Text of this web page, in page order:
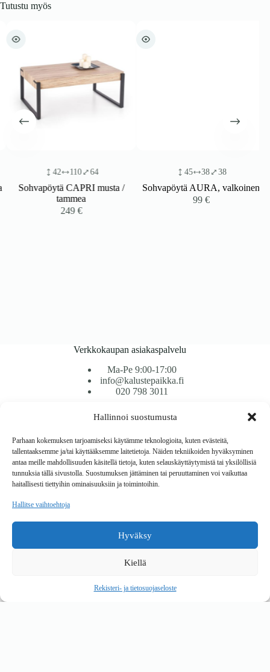
Hallinnoi suostumusta
Parhaan kokemuksen tarjoamiseksi käytämme teknologioita, kuten evästeitä,
tallentaaksemme ja/tai käyttääksemme laitetietoja. Näiden tekniikoiden hyväksyminen
antaa meille mahdollisuuden käsitellä tietoja, kuten selauskäyttäytymistä tai yksilöllisiä
tunnuksia tällä sivustolla. Suostumuksen jättäminen tai peruuttaminen voi vaikuttaa
haitallisesti tiettyihin ominaisuuksiin ja toimintoihin.
Hallitse vaihtoehtoja
Hyväksy
Kiellä
Rekisteri- ja tietosuojaseloste
Tutustu myös
42 110 64
Sohvapöytä CAPRI musta /
tammea
249€
45 38 38
Sohvapöytä AURA, valkoinen
99€
Verkkokaupan asiakaspalvelu
Ma-Pe 9:00-17:00
info@kalustepaikka.fi
020 798 3011
Tavarantoimitus / Maksutavat
Toimitustavat
Maksutavat
Vaihto ja palautus
Reklamaatiot
Copyright © 2026 Kalustepaikka